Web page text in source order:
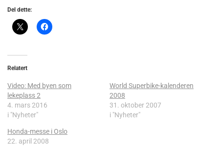
Del dette:
Relatert
Video: Med byen som
lekeplass 2
4. mars 2016
i "Nyheter"
World Superbike-kalenderen
2008
31. oktober 2007
i "Nyheter"
Honda-messe i Oslo
22. april 2008